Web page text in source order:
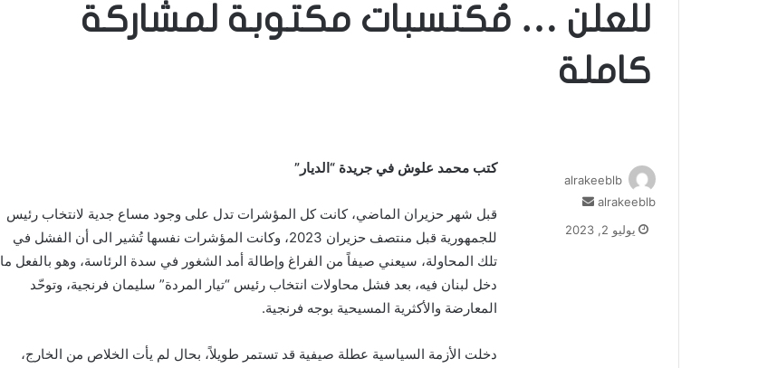
للعلن … مُكتسبات مكتوبة لمشاركة
كاملة
كتب محمد علوش في جريدة “الديار”
قبل شهر حزيران الماضي، كانت كل المؤشرات تدل على وجود مساع جدية لانتخاب رئيس
للجمهورية قبل منتصف حزيران 2023، وكانت المؤشرات نفسها تُشير الى أن الفشل في
تلك المحاولة، سيعني صيفاً من الفراغ وإطالة أمد الشغور في سدة الرئاسة، وهو بالفعل ما
دخل لبنان فيه، بعد فشل محاولات انتخاب رئيس “تيار المردة” سليمان فرنجية، وتوحّد
المعارضة والأكثرية المسيحية بوجه فرنجية.
دخلت الأزمة السياسية عطلة صيفية قد تستمر طويلاً، بحال لم يأت الخلاص من الخارج،
alrakeeblb
alrakeeblb
يوليو 2, 2023